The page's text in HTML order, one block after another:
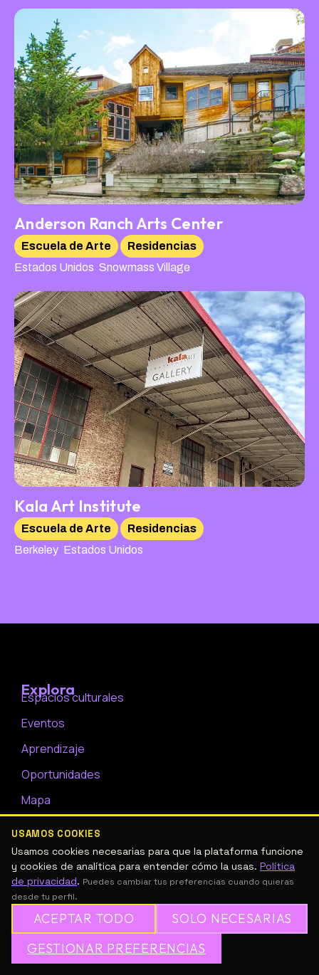
Anderson Ranch Arts Center
Escuela de Arte
Residencias
Estados Unidos Snowmass Village
Kala Art Institute
Escuela de Arte
Residencias
Berkeley Estados Unidos
Explora
Espacios culturales
Eventos
Aprendizaje
Oportunidades
Mapa
Para creadores
Publica tu espacio
Legal
Política de privacidad
Términos y condiciones
Normas de la comunidad
Contacto
I
USAMOS COOKIES
Usamos cookies necesarias para que la plataforma funcione
y cookies de analítica para entender cómo la usas. Política
de privacidad. Puedes cambiar tus preferencias cuando quieras
desde tu perfil.
ACEPTAR TODO
SOLO NECESARIAS
GESTIONAR PREFERENCIAS